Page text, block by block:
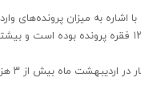
به میزان پرونده‌های
گفت: ورودی فرودین ماه ۵ هزار ۶۰۰ فقره پرونده و میزان ارجاعات ما در اردیبهشت